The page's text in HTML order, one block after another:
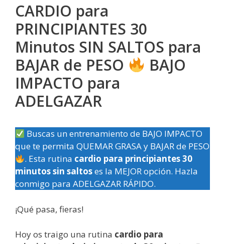
CARDIO para
PRINCIPIANTES 30
Minutos SIN SALTOS para
BAJAR de PESO
BAJO
IMPACTO para
ADELGAZAR
Buscas un entrenamiento de BAJO IMPACTO
que te permita QUEMAR GRASA y BAJAR de PESO
. Esta rutina cardio para principiantes 30
minutos sin saltoses la MEJOR opción. Hazla
conmigo para ADELGAZAR RÁPIDO.
¡Qué pasa, fieras!
Hoy os traigo una rutina cardio para